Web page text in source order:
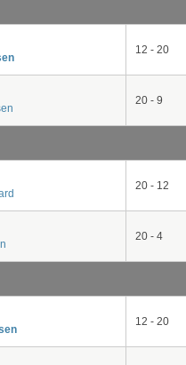
12 - 20
20 - 9
20 - 12
20 - 4
12 - 20